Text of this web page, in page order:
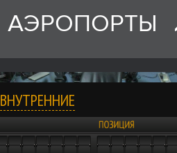
АЭРОПОРТЫ
ВНУТРЕННИЕ